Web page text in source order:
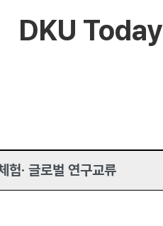
DKU Today
· 글로벌 연구교류